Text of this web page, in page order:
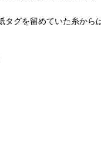
グを留めていた糸から